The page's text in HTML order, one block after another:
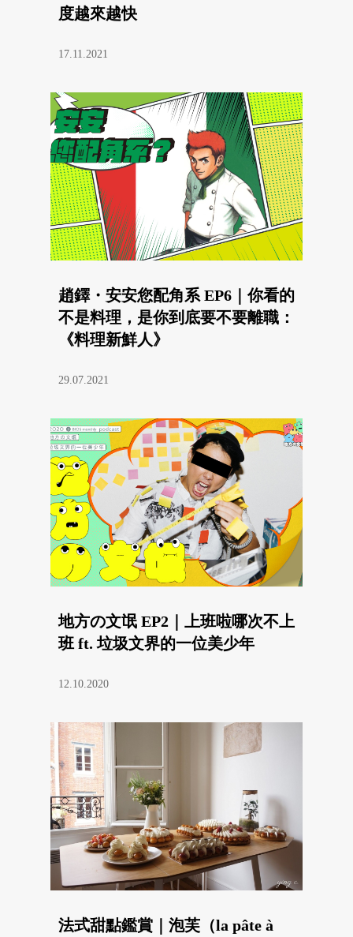
度越來越快
17.11.2021
趙鐸・安安您配角系 EP6｜你看的
不是料理，是你到底要不要離職：
《料理新鮮人》
29.07.2021
地方の文氓 EP2｜上班啦哪次不上
班 ft. 垃圾文界的一位美少年
12.10.2020
法式甜點鑑賞｜泡芙（la pâte à